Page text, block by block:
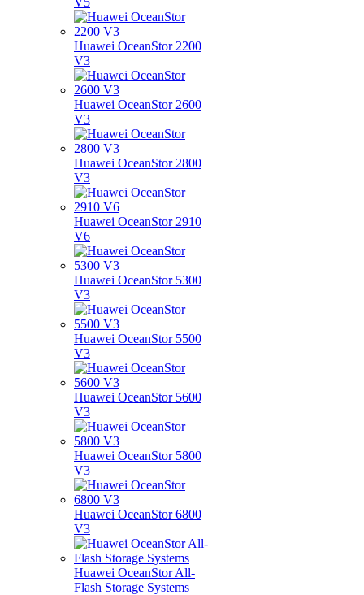
Huawei OceanStor 2200
V3
Huawei OceanStor 2600
V3
Huawei OceanStor 2800
V3
Huawei OceanStor 2910
V6
Huawei OceanStor 5300
V3
Huawei OceanStor 5500
V3
Huawei OceanStor 5600
V3
Huawei OceanStor 5800
V3
Huawei OceanStor 6800
V3
Huawei OceanStor All-
Flash Storage Systems